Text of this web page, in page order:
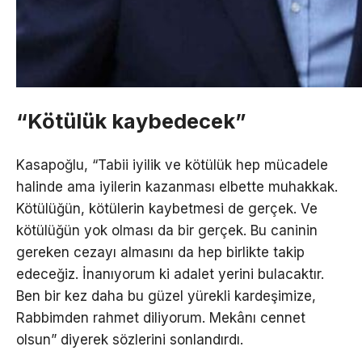
“Kötülük kaybedecek”
Kasapoğlu, “Tabii iyilik ve kötülük hep mücadele
halinde ama iyilerin kazanması elbette muhakkak.
Kötülüğün, kötülerin kaybetmesi de gerçek. Ve
kötülüğün yok olması da bir gerçek. Bu caninin
gereken cezayı almasını da hep birlikte takip
edeceğiz. İnanıyorum ki adalet yerini bulacaktır.
Ben bir kez daha bu güzel yürekli kardeşimize,
Rabbimden rahmet diliyorum. Mekânı cennet
olsun” diyerek sözlerini sonlandırdı.